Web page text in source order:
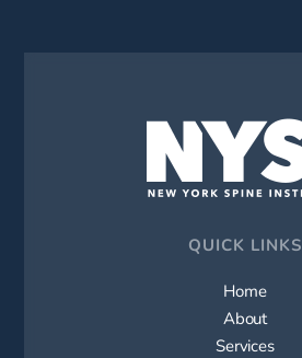
QUICK LINKS
Home
About
Services